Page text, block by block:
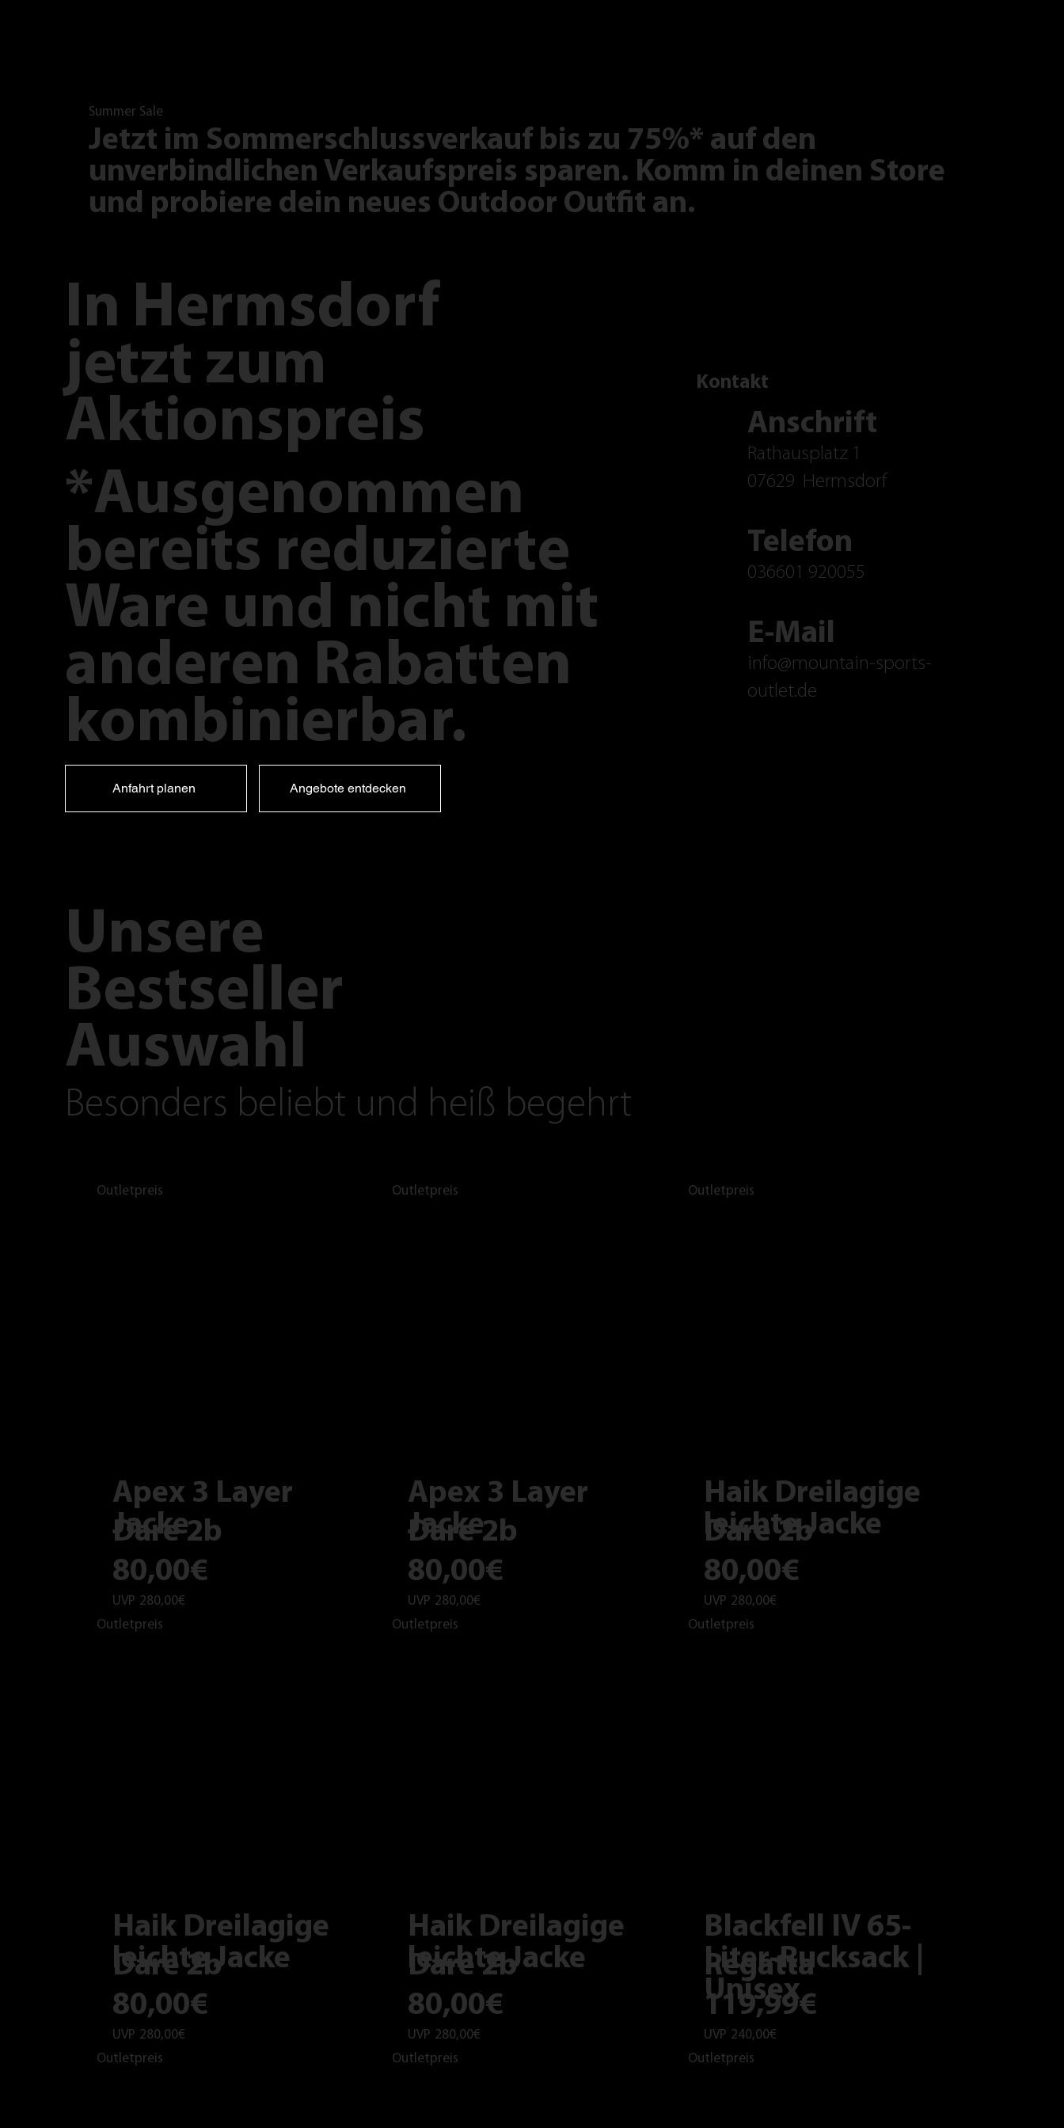
Apex 3 Layer
Jacke
Dare 2b
80,00€
UVP 280,00€
Outletpreis
Apex 3 Layer
Jacke
Dare 2b
80,00€
UVP 280,00€
Outletpreis
Haik Dreilagige
leichte Jacke
Dare 2b
80,00€
UVP 280,00€
Outletpreis
Haik Dreilagige
leichte Jacke
Dare 2b
80,00€
UVP 280,00€
Outletpreis
Haik Dreilagige
leichte Jacke
Dare 2b
80,00€
UVP 280,00€
Outletpreis
Blackfell IV 65-
Liter-Rucksack |
Unisex
Regatta
119,99€
UVP 240,00€
Outletpreis
Outletpreis Outletpreis Outletpreis
Bestseller
Auswahl
Unsere
Besonders beliebt und heiß begehrt
jetzt zum
Aktionspreis
In Hermsdorf
Angebote entdecken
Anfahrt planen
*Ausgenommen
bereits reduzierte
Ware und nicht mit
anderen Rabatten
kombinierbar.
Kontakt
036601 920055
Telefon
info@mountain-sports-
outlet.de
E-Mail
Hermsdorf
07629
Rathausplatz 1
Anschrift
Jetzt im Sommerschlussverkauf bis zu 75%* auf den
unverbindlichen Verkaufspreis sparen. Komm in deinen Store
und probiere dein neues Outdoor Outfit an.
Summer Sale